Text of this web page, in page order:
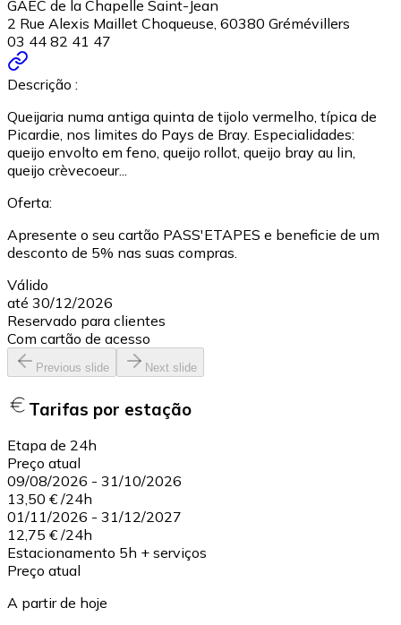
GAEC de la Chapelle Saint-Jean
2 Rue Alexis Maillet Choqueuse, 60380 Grémévillers
03 44 82 41 47
Descrição :
Queijaria numa antiga quinta de tijolo vermelho, típica de
Picardie, nos limites do Pays de Bray. Especialidades:
queijo envolto em feno, queijo rollot, queijo bray au lin,
queijo crèvecoeur...
Oferta:
Apresente o seu cartão PASS'ETAPES e beneficie de um
desconto de 5% nas suas compras.
Válido
até 30/12/2026
Reservado para clientes
Com cartão de acesso
Previous slide Next slide
Tarifas por estação
Etapa de 24h
Preço atual
09/08/2026 - 31/10/2026
13,50 € /24h
01/11/2026 - 31/12/2027
12,75 € /24h
Estacionamento 5h + serviços
Preço atual
A partir de hoje